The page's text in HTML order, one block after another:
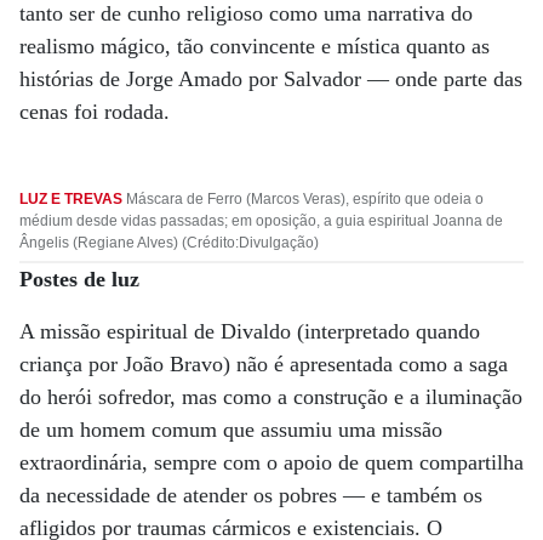
tanto ser de cunho religioso como uma narrativa do
realismo mágico, tão convincente e mística quanto as
histórias de Jorge Amado por Salvador — onde parte das
cenas foi rodada.
LUZ E TREVAS Máscara de Ferro (Marcos Veras), espírito que odeia o
médium desde vidas passadas; em oposição, a guia espiritual Joanna de
Ângelis (Regiane Alves) (Crédito:Divulgação)
Postes de luz
A missão espiritual de Divaldo (interpretado quando
criança por João Bravo) não é apresentada como a saga
do herói sofredor, mas como a construção e a iluminação
de um homem comum que assumiu uma missão
extraordinária, sempre com o apoio de quem compartilha
da necessidade de atender os pobres — e também os
afligidos por traumas cármicos e existenciais. O